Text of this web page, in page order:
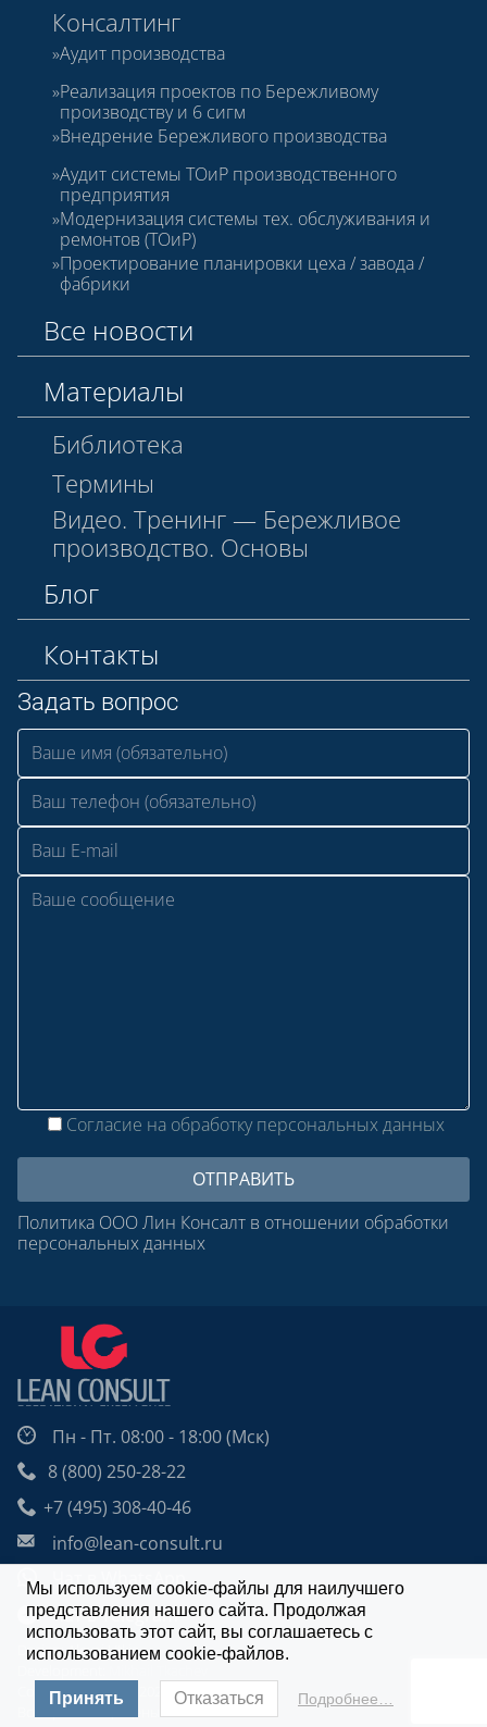
Консалтинг
Аудит производства
Реализация проектов по Бережливому
производству и 6 сигм
Внедрение Бережливого производства
Аудит системы ТОиР производственного
предприятия
Модернизация системы тех. обслуживания и
ремонтов (ТОиР)
Проектирование планировки цеха / завода /
фабрики
Все новости
Материалы
Библиотека
Термины
Видео. Тренинг — Бережливое
производство. Основы
Блог
Контакты
Задать вопрос
Согласие на обработку персональных данных
Политика ООО Лин Консалт в отношении обработки
персональных данных
Пн - Пт. 08:00 - 18:00 (Мск)
8 (800) 250-28-22
+7 (495) 308-40-46
info@lean-consult.ru
Чат в Telegram
Design: Alexei Utkin
Copyright © 2009 - 2026 | Lean Consult.
Все права защищены.
Мы используем cookie-файлы для наилучшего
представления нашего сайта. Продолжая
использовать этот сайт, вы соглашаетесь с
использованием cookie-файлов.
Принять Отказаться Подробнее…